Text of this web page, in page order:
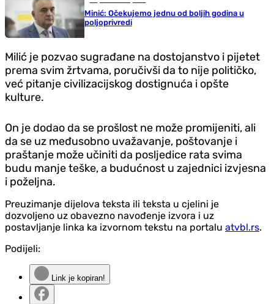
Minić: Očekujemo jednu od boljih godina u
poljoprivredi
Milić je pozvao sugrađane na dostojanstvo i pijetet
prema svim žrtvama, poručivši da to nije političko,
već pitanje civilizacijskog dostignuća i opšte
kulture.
On je dodao da se prošlost ne može promijeniti, ali
da se uz međusobno uvažavanje, poštovanje i
praštanje može učiniti da posljedice rata svima
budu manje teške, a budućnost u zajednici izvjesna
i poželjna.
Preuzimanje dijelova teksta ili teksta u cjelini je
dozvoljeno uz obavezno navođenje izvora i uz
postavljanje linka ka izvornom tekstu na portalu atvbl.rs.
Podijeli:
Link je kopiran!